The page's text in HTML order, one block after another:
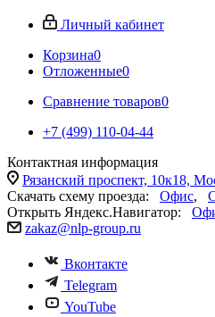
Личный кабинет
Корзина0
Отложенные0
Сравнение товаров0
+7 (499) 110-04-44
Контактная информация
Рязанский проспект, 10к18,
Скачать схему проезда: Офис,
Открыть Яндекс.Навигатор:
zakaz@nlp-group.ru
Вконтакте
Telegram
YouTube